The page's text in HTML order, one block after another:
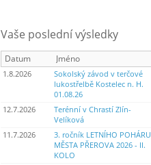
Vaše poslední výsledky
Datum Jméno
1.8.2026
Sokolský závod v terčové
lukostřelbě Kostelec n. H.
01.08.26
12.7.2026
Terénní v Chrastí Zlín-
Velíková
11.7.2026
3. ročník LETNÍHO POHÁRU
MĚSTA PŘEROVA 2026 - II.
KOLO